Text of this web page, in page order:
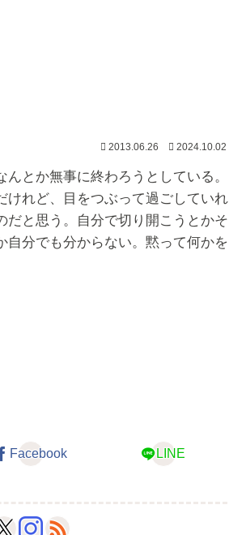
2013.06.26 2024.10.02
とか無事に終わろうとしている。
けれど、目をつぶって過ごしていれ
だと思う。自分で切り開こうとかそ
自分でも分からない。黙って何かを
Facebook LINE